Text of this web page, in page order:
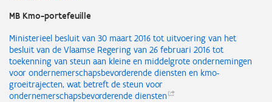
MB Kmo-portefeuille
Ministerieel besluit van 30 maart 2016 tot uitvoering van het
besluit van de Vlaamse Regering van 26 februari 2016 tot
toekenning van steun aan kleine en middelgrote ondernemingen
voor ondernemerschapsbevorderende diensten en kmo-
groeitrajecten, wat betreft de steun voor
ondernemerschapsbevorderende diensten